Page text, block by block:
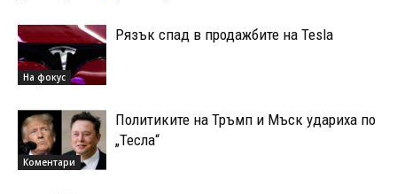
На фокус
Рязък спад в продажбите на Tesla
Коментари
Политиките на Тръмп и Мъск удариха по
„Тесла“